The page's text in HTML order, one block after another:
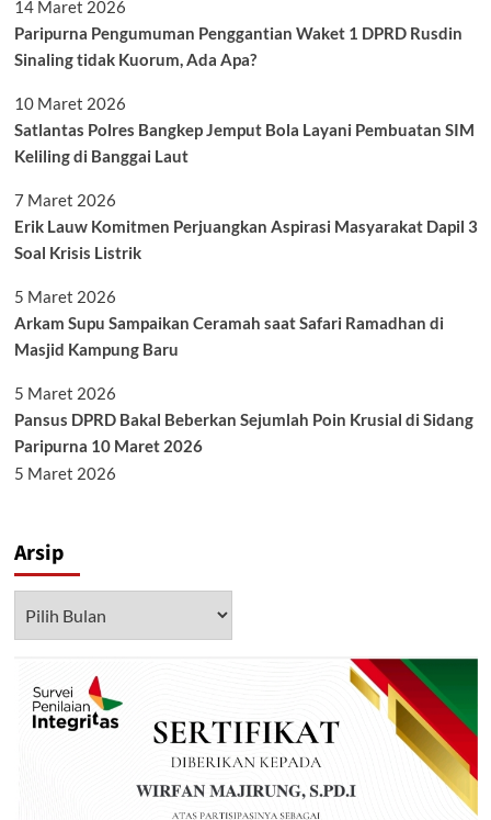
14 Maret 2026
Paripurna Pengumuman Penggantian Waket 1 DPRD Rusdin
Sinaling tidak Kuorum, Ada Apa?
10 Maret 2026
Satlantas Polres Bangkep Jemput Bola Layani Pembuatan SIM
Keliling di Banggai Laut
7 Maret 2026
Erik Lauw Komitmen Perjuangkan Aspirasi Masyarakat Dapil 3
Soal Krisis Listrik
5 Maret 2026
Arkam Supu Sampaikan Ceramah saat Safari Ramadhan di
Masjid Kampung Baru
5 Maret 2026
Pansus DPRD Bakal Beberkan Sejumlah Poin Krusial di Sidang
Paripurna 10 Maret 2026
5 Maret 2026
Arsip